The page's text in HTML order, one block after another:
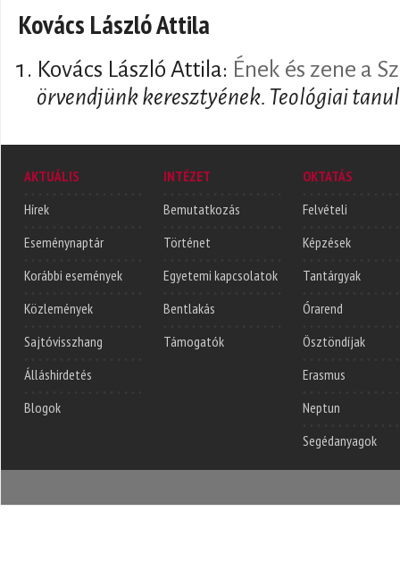
Kovács László Attila
Kovács László Attila: Ének és zene a
örvendjünk keresztyének. Teológiai
AKTUÁLIS
Hírek
Eseménynaptár
Korábbi események
Közlemények
Sajtóvisszhang
Álláshirdetés
Blogok
INTÉZET
Bemutatkozás
Történet
Egyetemi kapcsolatok
Bentlakás
Támogatók
OKTATÁS
Felvételi
Képzések
Tantárgyak
Órarend
Ösztöndíjak
Erasmus
Neptun
Segédanyagok